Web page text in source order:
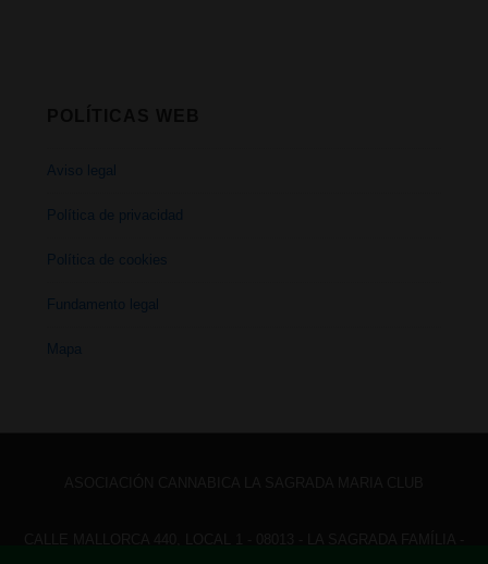
Aviso legal
Política de privacidad
Política de cookies
Fundamento legal
Mapa